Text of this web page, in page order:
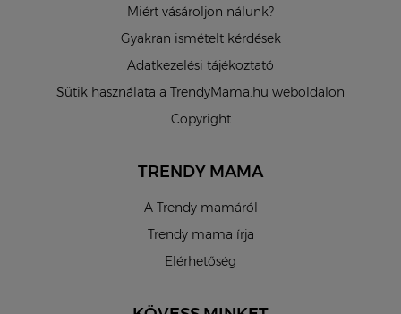
Miért vásároljon nálunk?
Gyakran ismételt kérdések
Adatkezelési tájékoztató
Sütik használata a TrendyMama.hu weboldalon
Copyright
TRENDY MAMA
A Trendy mamáról
Trendy mama írja
Elérhetőség